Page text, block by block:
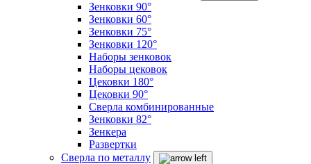
Зенковки 90°
Зенковки 60°
Зенковки 75°
Зенковки 120°
Наборы зенковок
Наборы цековок
Цековки 180°
Цековки 90°
Сверла комбинированные
Зенковки 82°
Зенкера
Развертки
Сверла по металлу